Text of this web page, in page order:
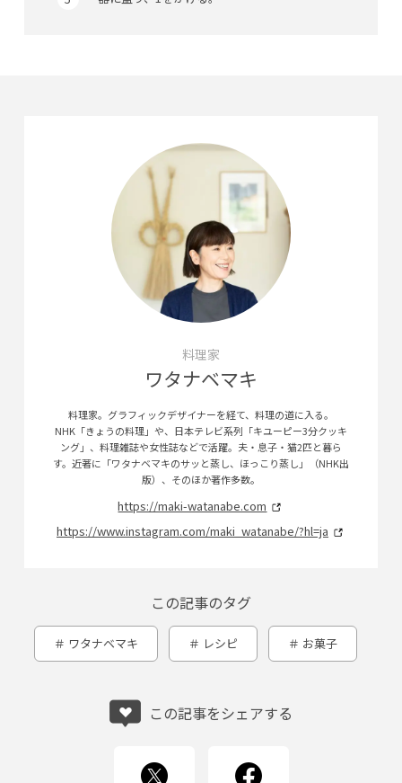
料理家
ワタナベマキ
料理家。グラフィックデザイナーを経て、料理の道に入る。
NHK「きょうの料理」や、日本テレビ系列「キユーピー3分クッキ
ング」、料理雑誌や女性誌などで活躍。夫・息子・猫2匹と暮ら
す。近著に「ワタナベマキのサッと蒸し、ほっこり蒸し」（NHK出
版）、そのほか著作多数。
https://maki-watanabe.com
https://www.instagram.com/maki_watanabe/?hl=ja
この記事のタグ
ワタナベマキ レシピ お菓子
この記事をシェアする